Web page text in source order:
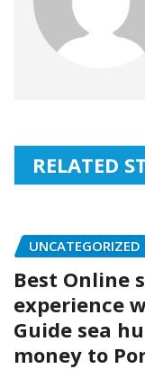
RELATED
UNCATEGORIZED
Best Online
experience
Guide sea
money to